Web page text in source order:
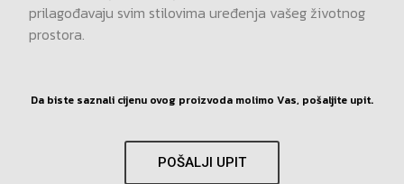
prilagođavaju svim stilovima uređenja vašeg životnog
prostora.
Da biste saznali cijenu ovog proizvoda molimo Vas, pošaljite upit.
POŠALJI UPIT